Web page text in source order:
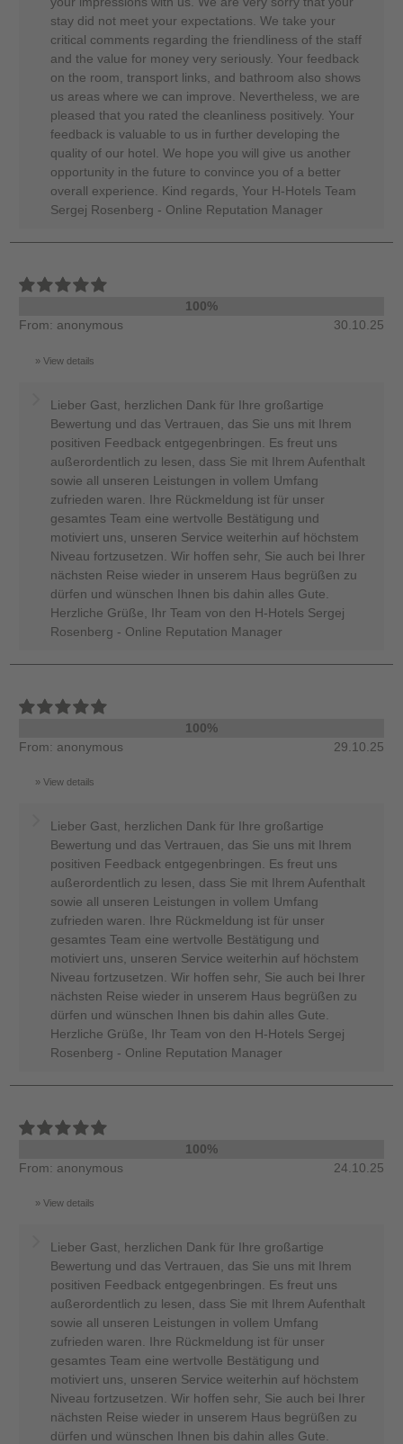
stay did not meet your expectations. We take your
critical comments regarding the friendliness of the staff
and the value for money very seriously. Your feedback
on the room, transport links, and bathroom also shows
us areas where we can improve. Nevertheless, we are
pleased that you rated the cleanliness positively. Your
feedback is valuable to us in further developing the
quality of our hotel. We hope you will give us another
opportunity in the future to convince you of a better
overall experience. Kind regards, Your H-Hotels Team
Sergej Rosenberg - Online Reputation Manager
100%
From: anonymous
30.10.25
View details
Lieber Gast, herzlichen Dank für Ihre großartige
Bewertung und das Vertrauen, das Sie uns mit Ihrem
positiven Feedback entgegenbringen. Es freut uns
außerordentlich zu lesen, dass Sie mit Ihrem Aufenthalt
sowie all unseren Leistungen in vollem Umfang
zufrieden waren. Ihre Rückmeldung ist für unser
gesamtes Team eine wertvolle Bestätigung und
motiviert uns, unseren Service weiterhin auf höchstem
Niveau fortzusetzen. Wir hoffen sehr, Sie auch bei Ihrer
nächsten Reise wieder in unserem Haus begrüßen zu
dürfen und wünschen Ihnen bis dahin alles Gute.
Herzliche Grüße, Ihr Team von den H-Hotels Sergej
Rosenberg - Online Reputation Manager
100%
From: anonymous
29.10.25
View details
Lieber Gast, herzlichen Dank für Ihre großartige
Bewertung und das Vertrauen, das Sie uns mit Ihrem
positiven Feedback entgegenbringen. Es freut uns
außerordentlich zu lesen, dass Sie mit Ihrem Aufenthalt
sowie all unseren Leistungen in vollem Umfang
zufrieden waren. Ihre Rückmeldung ist für unser
gesamtes Team eine wertvolle Bestätigung und
motiviert uns, unseren Service weiterhin auf höchstem
Niveau fortzusetzen. Wir hoffen sehr, Sie auch bei Ihrer
nächsten Reise wieder in unserem Haus begrüßen zu
dürfen und wünschen Ihnen bis dahin alles Gute.
Herzliche Grüße, Ihr Team von den H-Hotels Sergej
Rosenberg - Online Reputation Manager
100%
From: anonymous
24.10.25
View details
Lieber Gast, herzlichen Dank für Ihre großartige
Bewertung und das Vertrauen, das Sie uns mit Ihrem
positiven Feedback entgegenbringen. Es freut uns
außerordentlich zu lesen, dass Sie mit Ihrem Aufenthalt
sowie all unseren Leistungen in vollem Umfang
zufrieden waren. Ihre Rückmeldung ist für unser
gesamtes Team eine wertvolle Bestätigung und
motiviert uns, unseren Service weiterhin auf höchstem
Niveau fortzusetzen. Wir hoffen sehr, Sie auch bei Ihrer
nächsten Reise wieder in unserem Haus begrüßen zu
dürfen und wünschen Ihnen bis dahin alles Gute.